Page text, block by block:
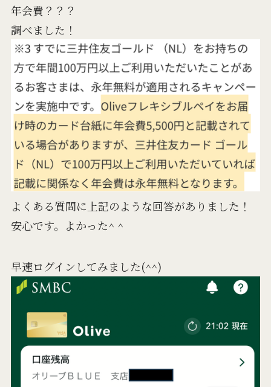
年会費？？？
調べました！
よくある質問に上記のような回答がありました！
安心です。よかった^ ^
早速ログインしてみました(^^)